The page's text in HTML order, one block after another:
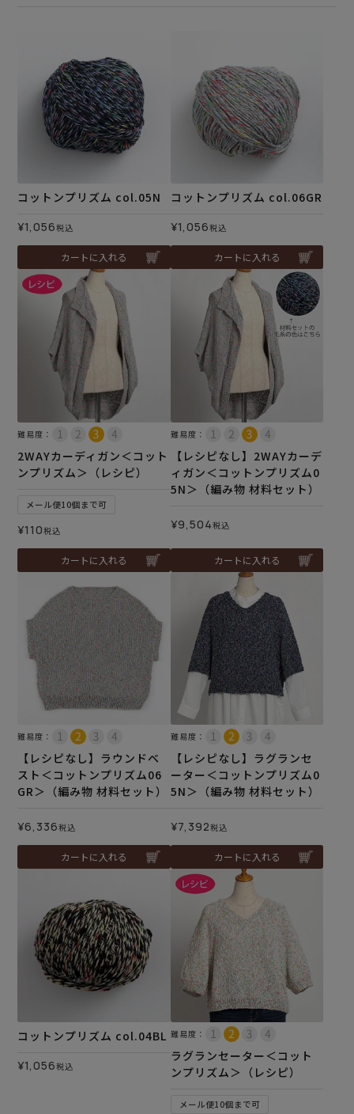
コットンプリズム col.05N
¥1,056税込
カートに入れる
コットンプリズム col.06GR
¥1,056税込
カートに入れる
難易度：
2WAYカーディガン＜コット
ンプリズム＞（レシピ）
メール便10個まで可
¥110税込
カートに入れる
難易度：
【レシピなし】2WAYカーデ
ィガン＜コットンプリズム0
5N＞（編み物 材料セット）
¥9,504税込
カートに入れる
難易度：
【レシピなし】ラウンドベ
スト＜コットンプリズム06
GR＞（編み物 材料セット）
¥6,336税込
カートに入れる
難易度：
【レシピなし】ラグランセ
ーター＜コットンプリズム0
5N＞（編み物 材料セット）
¥7,392税込
カートに入れる
コットンプリズム col.04BL
¥1,056税込
難易度：
ラグランセーター＜コット
ンプリズム＞（レシピ）
メール便10個まで可